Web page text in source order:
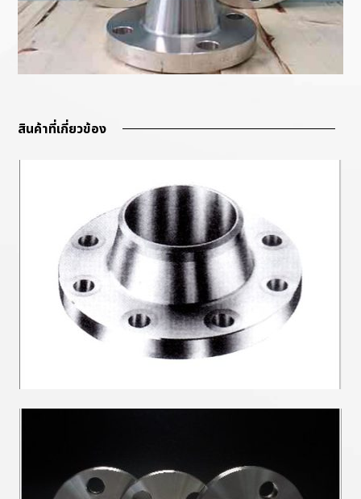
สินค้าที่เกี่ยวข้อง